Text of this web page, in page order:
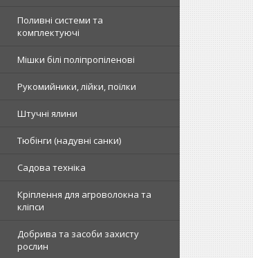
Поливні системи та
комплектуючі
Мішки білі поліпропіленові
Рукомийники, лійки, поїлки
Штучні ялини
Тюбінги (надувні санки)
Садова техніка
Кріплення для агроволокна та
кліпси
Добрива та засоби захисту
рослин